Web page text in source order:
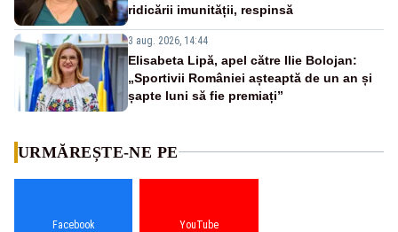
ridicării imunității, respinsă
3 aug. 2026, 14:44
Elisabeta Lipă, apel către Ilie Bolojan:
„Sportivii României așteaptă de un an și
șapte luni să fie premiați”
URMĂREȘTE-NE PE
Facebook YouTube